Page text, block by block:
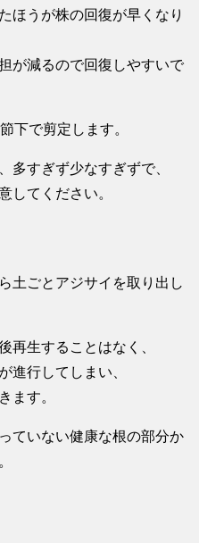
ほうが株の回復が早くなり
が減るので回復しやすいで
下で剪定します。
多すぎず少なすぎずで、
してください。
土ごとアジサイを取り出し
再生することはなく、
進行してしまい、
ます。
ていない健康な根の部分か